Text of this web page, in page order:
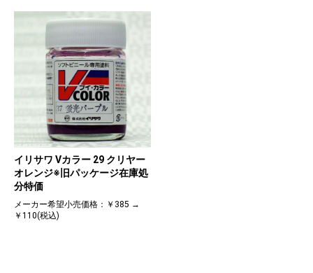
イリサワ Vカラー 29 クリヤー
オレンジ※旧パッケージ在庫処
分特価
メーカー希望小売価格：￥385 →
￥110(税込)